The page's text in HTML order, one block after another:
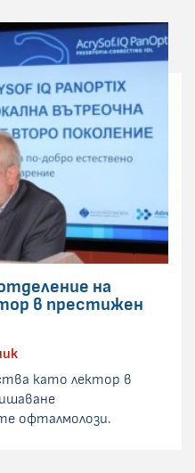
на
в престижен
като лектор в
офталмолози.